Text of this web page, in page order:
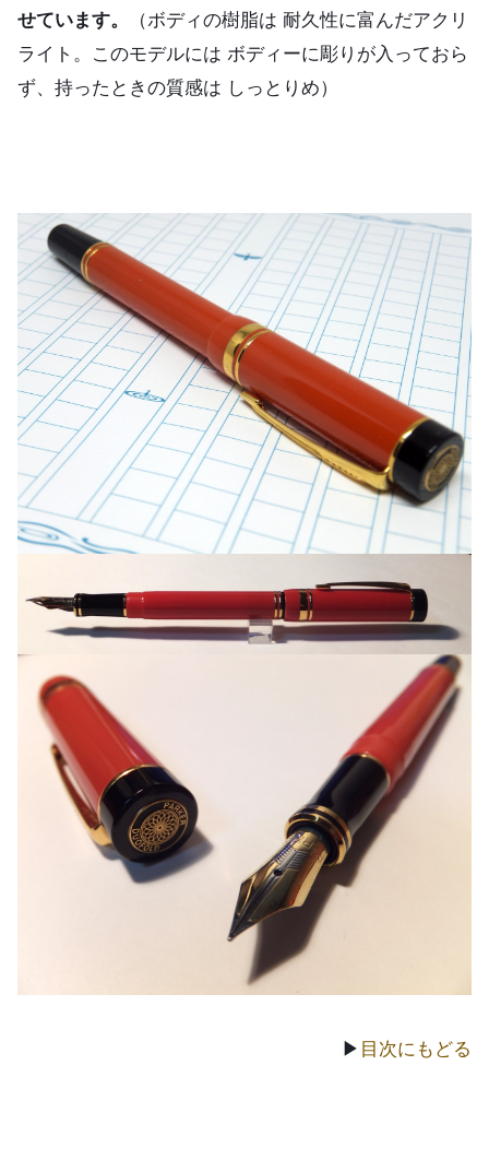
せています。
（ボディの樹脂は 耐久性に富んだアクリ
ライト。このモデルには ボディーに彫りが入っておら
ず、持ったときの質感は しっとりめ）
▶ 目次にもどる